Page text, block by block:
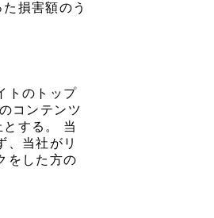
損害額のう
トのトップ
コンテンツ
する。 当
、当社がリ
をした方の